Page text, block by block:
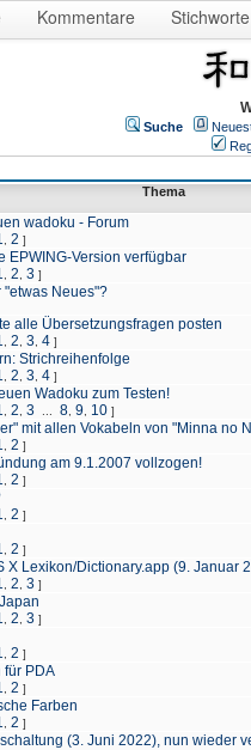
Kommentare Stichworte
Suche
Thema
wadoku - Forum
2 ]
EPWING-Version verfügbar
2 3 ]
"etwas Neues"?
alle Übersetzungsfragen posten
2 3 4 ]
Strichreihenfolge
2 3 4 ]
Wadoku zum Testen!
2 3 8 9 10 ]
mit allen Vokabeln von "Minna no
2 ]
am 9.1.2007 vollzogen!
2 ]
2 ]
2 ]
X Lexikon/Dictionary.app (9. Januar
2 3 ]
2 3 ]
2 ]
für PDA
2 ]
Farben
2 ]
(3. Juni 2022), nun wieder